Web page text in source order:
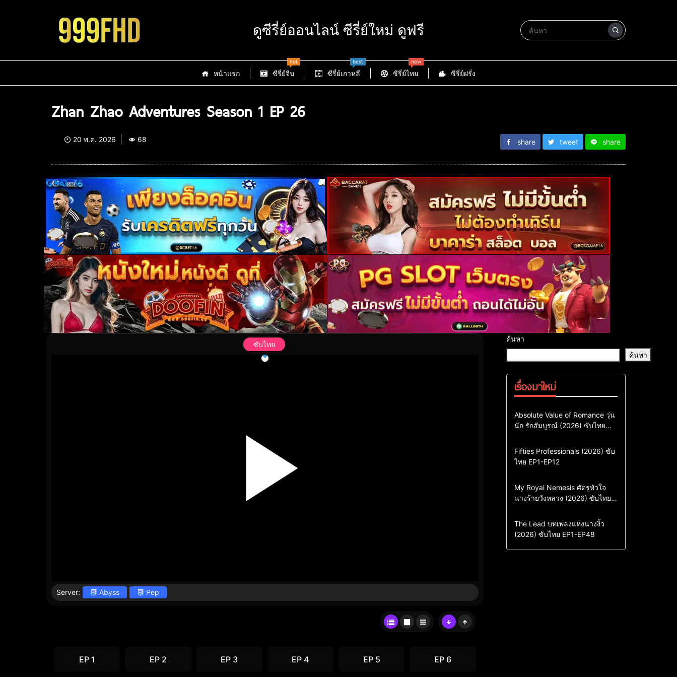
ดูซีรี่ย์ออนไลน์ ซีรี่ย์ใหม่ ดูฟรี
หน้าแรก ซีรี่ย์จีน
hot
ซีรี่ย์เกาหลี
best
ซีรี่ย์ไทย
new
ซีรี่ย์ฝรั่ง
Zhan Zhao Adventures Season 1 EP 26
20 พ.ค. 2026 68 share tweet share
ซับไทย
Server: Abyss Pep
EP 1 EP 2 EP 3 EP 4 EP 5 EP 6
ค้นหา
ค้นหา
เรื่องมาใหม่
Comedy Drama
ซีรี่ย์เกาหลี
ซีรี่ย์เกาหลีซับไทย
Absolute Value of Romance วุ่น
นัก รักสัมบูรณ์ (2026) ซับไทย
Action & Adventure
Comedy
Drama
ซีรี่ย์เกาหลี
Fifties Professionals (2026) ซับ
ไทย EP1-EP12
Comedy
Drama
Sci-Fi & Fantasy
ซีรี่ย์เกาหลี
My Royal Nemesis ศัตรูหัวใจ
นางร้ายวังหลวง (2026) ซับไทย
Drama
ซีรี่ย์จีน
ซีรี่ย์จีนซับไทย
The Lead บทเพลงแห่งนางงิ้ว
(2026) ซับไทย EP1-EP48